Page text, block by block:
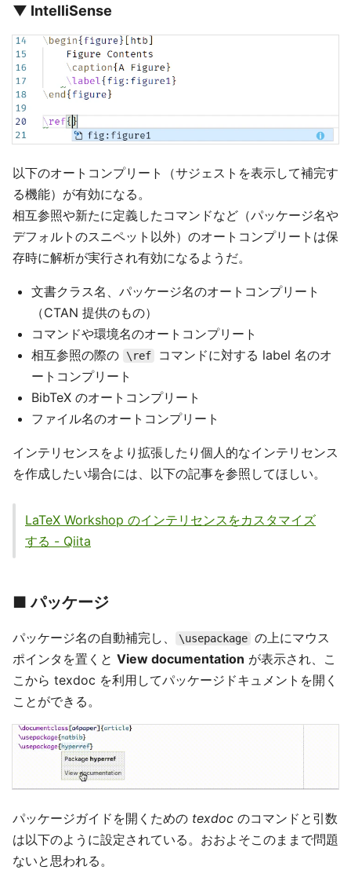
▼ IntelliSense
以下のオートコンプリート（サジェストを表示して補完す
る機能）が有効になる。
相互参照や新たに定義したコマンドなど（パッケージ名や
デフォルトのスニペット以外）のオートコンプリートは保
存時に解析が実行され有効になるようだ。
文書クラス名、パッケージ名のオートコンプリート
（CTAN 提供のもの）
コマンドや環境名のオートコンプリート
相互参照の際の
\ref
コマンドに対する label 名のオ
ートコンプリート
BibTeX のオートコンプリート
ファイル名のオートコンプリート
インテリセンスをより拡張したり個人的なインテリセンス
を作成したい場合には、以下の記事を参照してほしい。
LaTeX Workshop のインテリセンスをカスタマイズ
する - Qiita
■ パッケージ
パッケージ名の自動補完し、 \usepackage の上にマウス
ポインタを置くと View documentation が表示され、こ
こから texdoc を利用してパッケージドキュメントを開く
ことができる。
パッケージガイドを開くための texdoc のコマンドと引数
は以下のように設定されている。おおよそこのままで問題
ないと思われる。